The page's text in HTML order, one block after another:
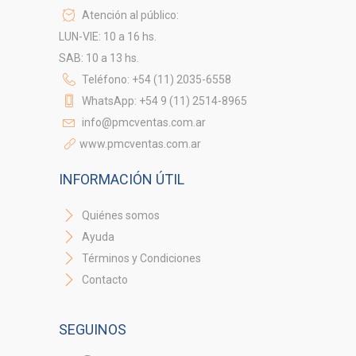
Atención al público:
LUN-VIE: 10 a 16 hs.
SAB: 10 a 13 hs.
Teléfono: +54 (11) 2035-6558
WhatsApp: +54 9 (11) 2514-8965
info@pmcventas.com.ar
www.pmcventas.com.ar
INFORMACIÓN ÚTIL
Quiénes somos
Ayuda
Términos y Condiciones
Contacto
SEGUINOS